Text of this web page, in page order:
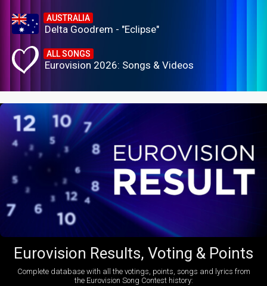
AUSTRALIA
Delta Goodrem - "Eclipse"
ALL SONGS
Eurovision 2026: Songs & Videos
Eurovision Results, Voting & Points
Complete database with all the votings, points, songs and lyrics from
the Eurovision Song Contest history: